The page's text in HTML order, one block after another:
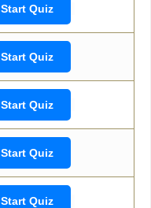
Start Quiz
Start Quiz
Start Quiz
Start Quiz
Start Quiz